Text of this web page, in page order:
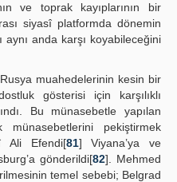
ve toprak kayıplarının bir
siyasî platformda dönemin
anda karşı koyabileceğini
muahedelerinin kesin bir
gösterisi için karşılıklı
Bu münasebetle yapılan
münasebetlerini pekiştirmek
Ali Efendi[81] Viyana’ya ve
gönderildi[82]. Mehmed
temel sebebi; Belgrad